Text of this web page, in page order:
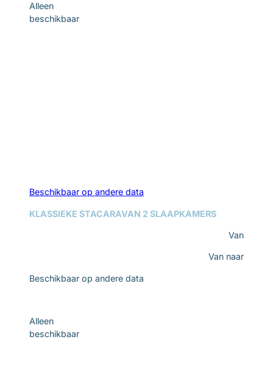
Alleen
beschikbaar
Beschikbaar op andere data
KLASSIEKE STACARAVAN 2 SLAAPKAMERS
Van
Van naar
Beschikbaar op andere data
Alleen
beschikbaar